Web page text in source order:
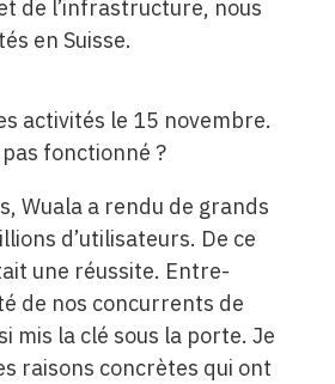
de l’infrastructure, nous
en Suisse.
activités le 15 novembre.
pas fonctionné ?
Wuala a rendu de grands
d’utilisateurs. De ce
une réussite. Entre-
de nos concurrents de
mis la clé sous la porte. Je
raisons concrètes qui ont